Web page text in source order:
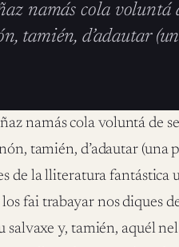
namás cola voluntá
tamién, d’adautar
namás cola voluntá de
tamién, d’adautar (una
de la lliteratura fantástica
fai trabayar nos diques
salvaxe y, tamién, aquél